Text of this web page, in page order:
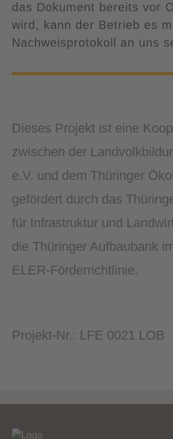
das Dokument bereits vor
wird, kann der Betrieb es
Nachweisprotokoll an uns
Dieses Projekt ist eine
zwischen der
e.V. und dem Thüringer
gefördert durch das
für Infrastruktur und
die Thüringer Aufbaubank
ELER-Förderrichtlinie.
Projekt-Nr.: LFE 0021 LOB